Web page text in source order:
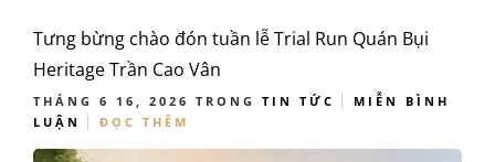
Tưng bừng chào đón tuần lễ Trial Run Quán Bụi
Heritage Trần Cao Vân
THÁNG 6 16, 2026 TRONG TIN TỨC
MIỄN BÌNH
LUẬN
ĐỌC THÊM